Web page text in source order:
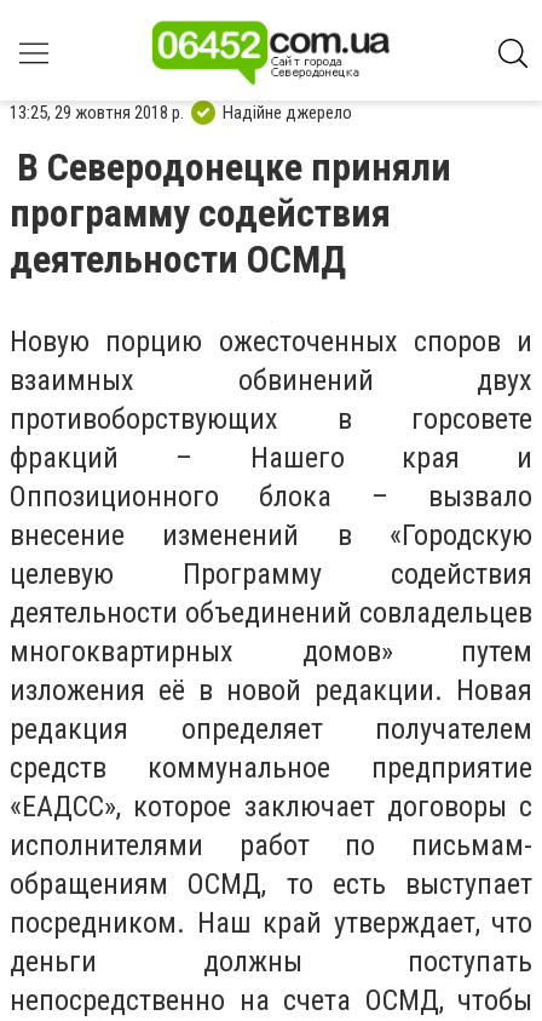
13:25, 29 жовтня 2018 р. Надійне джерело
В Северодонецке приняли
программу содействия
деятельности ОСМД
Новую порцию ожесточенных споров и
взаимных обвинений двух
противоборствующих в горсовете
фракций – Нашего края и
Оппозиционного блока – вызвало
внесение изменений в «Городскую
целевую Программу содействия
деятельности объединений совладельцев
многоквартирных домов» путем
изложения её в новой редакции. Новая
редакция определяет получателем
средств коммунальное предприятие
«ЕАДСС», которое заключает договоры с
исполнителями работ по письмам-
обращениям ОСМД, то есть выступает
посредником. Наш край утверждает, что
деньги должны поступать
непосредственно на счета ОСМД, чтобы